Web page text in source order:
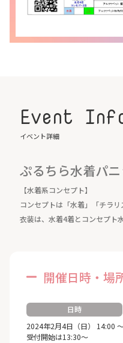
Event
イベント詳細
ぷるちら水着パ
【水着系コンセプト】
コンセプトは「水着」「チラリ
衣装は、水着4着とコンセプト
開催日時・場
日時
2024年2月4日（日） 14:00
受付開始は13:30～